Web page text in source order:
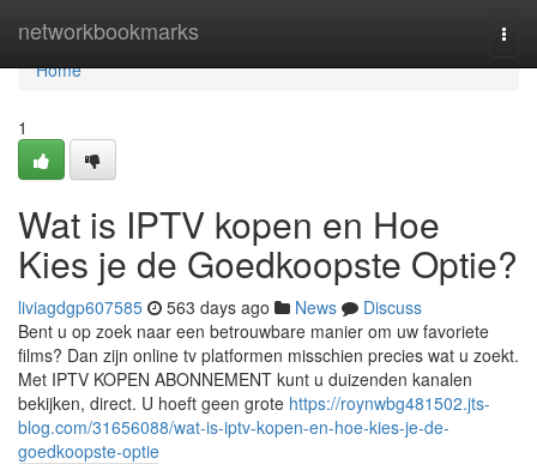
networkbookmarks
Home
Home
1
Wat is IPTV kopen en Hoe
Kies je de Goedkoopste Optie?
liviagdgp607585 563 days ago News
Discuss
Bent u op zoek naar een betrouwbare manier om uw favoriete
films? Dan zijn online tv platformen misschien precies wat u zoekt.
Met IPTV KOPEN ABONNEMENT kunt u duizenden kanalen
bekijken, direct. U hoeft geen grote https://roynwbg481502.jts-
blog.com/31656088/wat-is-iptv-kopen-en-hoe-kies-je-de-
goedkoopste-optie